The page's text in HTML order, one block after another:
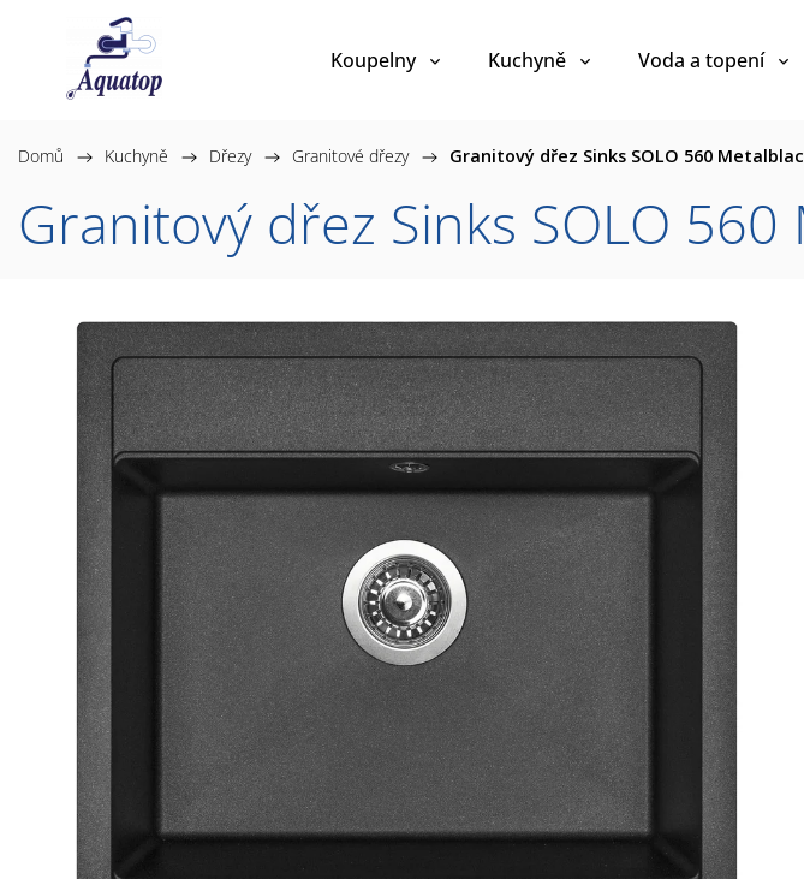
Koupelny Kuchyně Voda a topení
Domů / Kuchyně / Dřezy / Granitové dřezy / Granitový dřez Sinks SOLO 560
Granitový dřez Sinks SOLO